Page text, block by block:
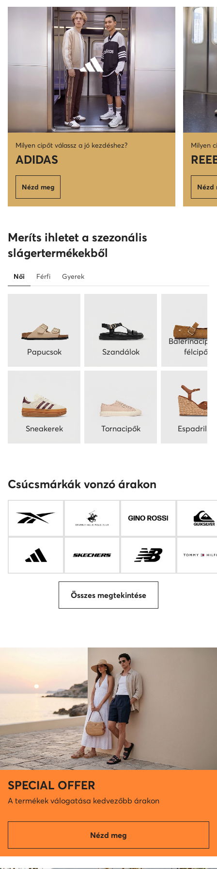
Milyen cipőt válassz a jó kezdéshez?
ADIDAS
Nézd meg
Milyen
Nézd
Meríts ihletet a szezonális
slágertermékekből
Női Férfi Gyerek
Papucsok
Sneakerek
Szandálok
Tornacipők
félcipők
Espadrilles
Csúcsmárkák vonzó árakon
Összes megtekintése
SPECIAL OFFER
A termékek válogatása kedvezőbb árakon
Nézd meg